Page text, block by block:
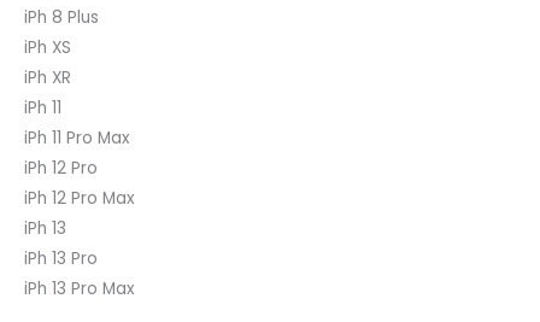
iPh 8 Plus
iPh XS
iPh XR
iPh 11
iPh 11 Pro Max
iPh 12 Pro
iPh 12 Pro Max
iPh 13
iPh 13 Pro
iPh 13 Pro Max